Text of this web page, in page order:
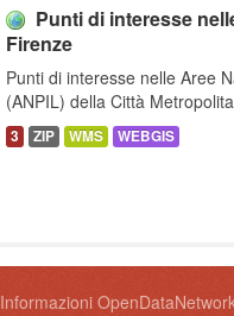
Punti di interesse
Firenze
Punti di interesse nelle Aree
(ANPIL) della Città
3 ZIP WMS WEBGIS
Informazioni